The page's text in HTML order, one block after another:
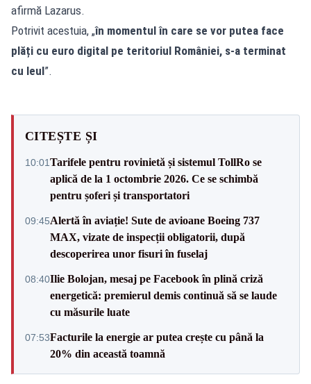
afirmă Lazarus.
Potrivit acestuia, „în momentul în care se vor putea face
plăți cu euro digital pe teritoriul României, s-a terminat
cu leul”.
CITEȘTE ȘI
10:01Tarifele pentru rovinietă și sistemul TollRo se
aplică de la 1 octombrie 2026. Ce se schimbă
pentru șoferi și transportatori
09:45Alertă în aviație! Sute de avioane Boeing 737
MAX, vizate de inspecții obligatorii, după
descoperirea unor fisuri în fuselaj
08:40Ilie Bolojan, mesaj pe Facebook în plină criză
energetică: premierul demis continuă să se laude
cu măsurile luate
07:53Facturile la energie ar putea crește cu până la
20% din această toamnă